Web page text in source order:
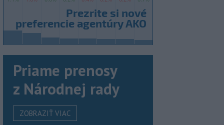
Priame prenosy
z Národnej rady
ZOBRAZIŤ VIAC